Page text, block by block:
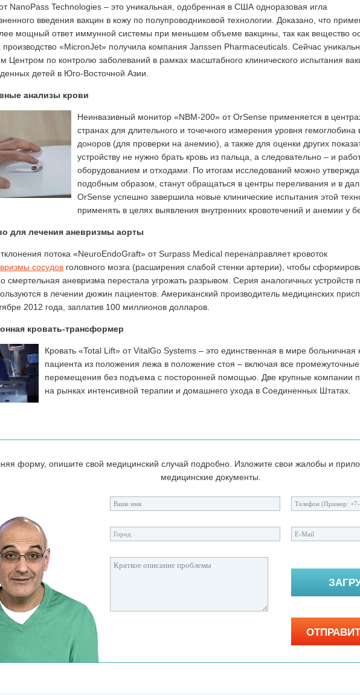
встречать
из стран
для того,
[…]
Если вы решили лечиться в
Израиле, лучший вариант –
лечение на базе крупного
государственного медицинского
центра Ихилов. Там вы сможете
[…]
NanoPass Technologies – это уникальная, одобренная в США одноразовая игла
введения вакцин в кожу по полупроводниковой технологии. Доказано, что
мощный ответ иммунной системы при меньшем объеме вакцины, так как вещество
«MicronJet» получила компания Janssen Pharmaceuticals. Сейчас
Центром по контролю заболеваний в рамках масштабного клинического испытания
детей в Юго-Восточной Азии.
анализы крови
Неинвазивный монитор «NBM-200» от OrSense применяется в
странах для длительного и точечного измерения уровня
доноров (для проверки на анемию), а также для оценки других
устройству не нужно брать кровь из пальца, а следовательно – и
оборудованием и отходами. По итогам исследований можно
подобным образом, станут обращаться в центры переливания и в
OrSense успешно завершила новые клинические испытания этой
применять в целях выявления внутренних кровотечений и анемии у
для лечения аневризмы аорты
потока «NeuroEndoGraft» от Surpass Medical перенаправляет кровоток
сосудов головного мозга (расширения слабой стенки артерии), чтобы
смертельная аневризма перестала угрожать разрывом. Серия аналогичных устройств
в лечении дюжин пациентов. Американский производитель медицинских
2012 года, заплатив 100 миллионов долларов.
кровать-трансформер
Кровать «Total Lift» от VitalGo Systems – это единственная в мире больничная
пациента из положения лежа в положение стоя – включая все
перемещения без подъема с посторонней помощью. Две крупные компании
на рынках интенсивной терапии и домашнего ухода в Соединенных Штатах.
форму, опишите свой медицинский случай подробно. Изложите свои жалобы и
медицинские документы.